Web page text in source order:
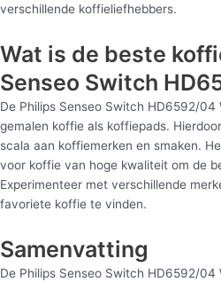
verschillende koffieliefhebbers.
Wat is de beste
Senseo Switch
De Philips Senseo Switch HD6592/
gemalen koffie als koffiepads.
scala aan koffiemerken en smaken.
voor koffie van hoge kwaliteit om de
Experimenteer met verschillende
favoriete koffie te vinden.
Samenvatting
De Philips Senseo Switch HD6592/04